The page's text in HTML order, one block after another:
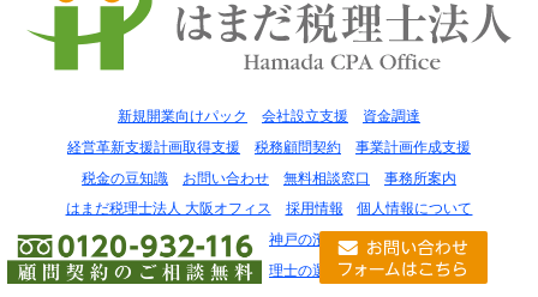
新規開業向けパック 会社設立支援
資金調達
経営革新支援計画取得支援
税務顧問契約
事業計画作成支援
税金の豆知識
お問い合わせ 無料相談窓口
事務所案内
はまだ税理士法人 大阪オフィス
採用情報
個人情報について
サイトマップ
会社設立は神戸の濱田行政書士事務所
失敗しない税理士の選び方